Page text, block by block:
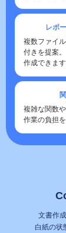
レポ
複数ファイ
付きを提案
作成できます
複雑な関数
作業の負担
文書作
白紙の状